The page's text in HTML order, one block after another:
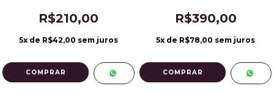
R$210,00
5x de R$42,00 sem juros
R$390,00
5x de R$78,00 sem juros